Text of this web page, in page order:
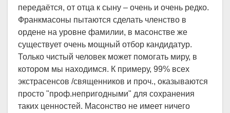
передаётся, от отца к сыну – очень и очень редко.
Франкмасоны пытаются сделать членство в
ордене на уровне фамилии, в масонстве же
существует очень мощный отбор кандидатур.
Только чистый человек может помогать миру, в
котором мы находимся. К примеру, 99% всех
экстрасенсов /священников и проч., оказываются
просто "проф.непригодными" для сохранения
таких ценностей. Масонство не имеет ничего